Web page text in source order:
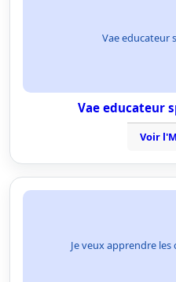
Vae educateur
Vae educateur
Voir
Je veux apprendre